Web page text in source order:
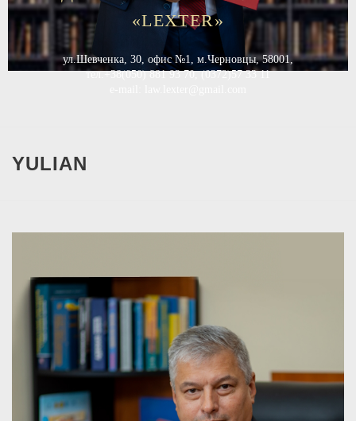
«LEXTER»
ул.Шевченка, 30, офис №1, м.Черновцы, 58001,
тел.+38(050) 881 93 70, (0372)57 33 11
YULIAN